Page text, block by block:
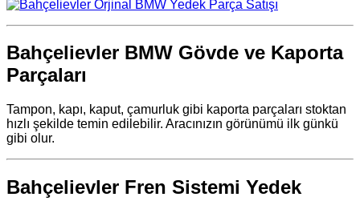
Bahçelievler BMW Gövde ve Kaporta
Parçaları
Tampon, kapı, kaput, çamurluk gibi kaporta parçaları stoktan
hızlı şekilde temin edilebilir. Aracınızın görünümü ilk günkü
gibi olur.
Bahçelievler Fren Sistemi Yedek